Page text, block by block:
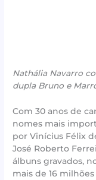
Nathália Navarro
dupla Bruno e
Com 30 anos de
nomes mais
por Vinícius Félix
José Roberto
álbuns gravados,
mais de 16